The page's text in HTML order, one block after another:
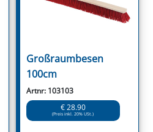
Großraumbesen
100cm
Artnr: 103103
€ 28.90
(Preis inkl. 20% USt.)